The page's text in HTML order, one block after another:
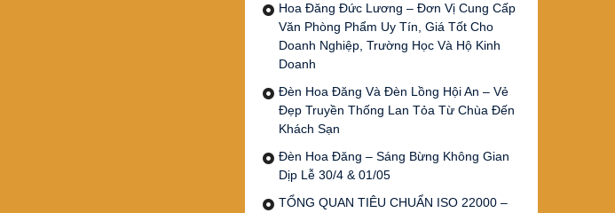
Hoa Đăng Đức Lương – Đơn Vị Cung Cấp
Văn Phòng Phẩm Uy Tín, Giá Tốt Cho
Doanh Nghiệp, Trường Học Và Hộ Kinh
Doanh
Đèn Hoa Đăng Và Đèn Lồng Hội An – Vẻ
Đẹp Truyền Thống Lan Tỏa Từ Chùa Đến
Khách Sạn
Đèn Hoa Đăng – Sáng Bừng Không Gian
Dịp Lễ 30/4 & 01/05
TỔNG QUAN TIÊU CHUẨN ISO 22000 –